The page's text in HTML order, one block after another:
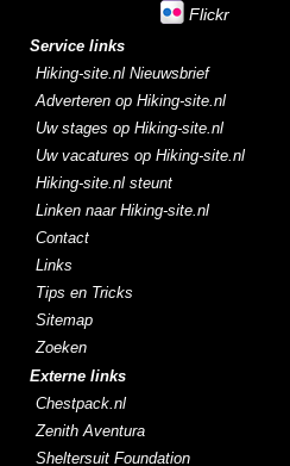
Flickr
Service links
Hiking-site.nl Nieuwsbrief
Adverteren op Hiking-site.nl
Uw stages op Hiking-site.nl
Uw vacatures op Hiking-site.nl
Hiking-site.nl steunt
Linken naar Hiking-site.nl
Contact
Links
Tips en Tricks
Sitemap
Zoeken
Externe links
Chestpack.nl
Zenith Aventura
Sheltersuit Foundation